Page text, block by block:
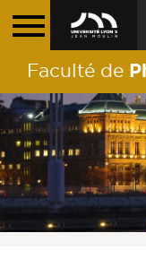
Faculté de